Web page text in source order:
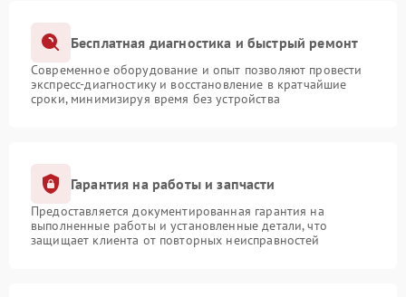
Бесплатная диагностика и быстрый ремонт
Современное оборудование и опыт позволяют провести
экспресс-диагностику и восстановление в кратчайшие
сроки, минимизируя время без устройства
Гарантия на работы и запчасти
Предоставляется документированная гарантия на
выполненные работы и установленные детали, что
защищает клиента от повторных неисправностей